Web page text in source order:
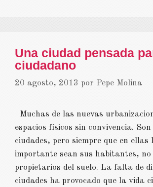
Una ciudad pensada
ciudadano
20 agosto, 2013 por Pepe Molina
Muchas de las nuevas
espacios físicos sin convivencia.
ciudades, pero siempre que en ellas
importante sean sus habitantes, no
propietarios del suelo. La falta de
ciudades ha provocado que la vida